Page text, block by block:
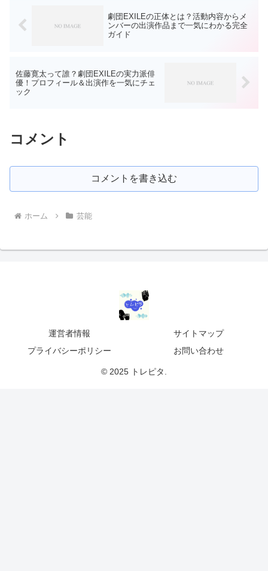
劇団EXILEの正体とは？活動内容からメ
ンバーの出演作品まで一気にわかる完全
ガイド
佐藤寛太って誰？劇団EXILEの実力派俳
優！プロフィール＆出演作を一気にチェ
ック
コメント
コメントを書き込む
ホーム 芸能
運営者情報
サイトマップ
プライバシーポリシー
お問い合わせ
© 2025 トレピタ.